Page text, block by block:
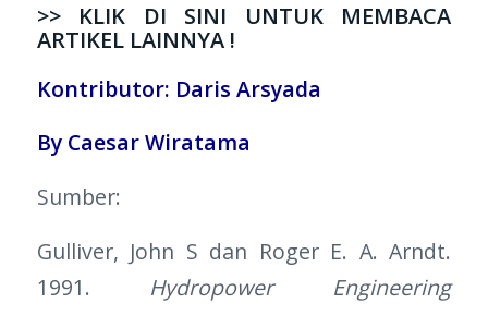
>> KLIK DI SINI UNTUK MEMBACA
ARTIKEL LAINNYA !
Kontributor: Daris Arsyada
By Caesar Wiratama
Sumber:
Gulliver, John S dan Roger E. A. Arndt.
1991. Hydropower Engineering